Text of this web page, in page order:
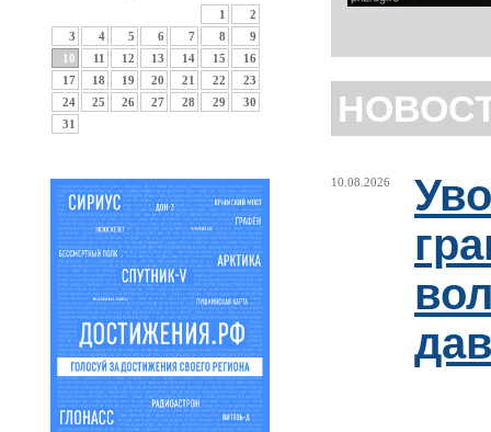
1
2
3
4 5 6 7 8
9
10
11 12 13 14 15
16
17
18 19 20 21 22
23
24
25 26 27 28 29
30
31
10.08.2026